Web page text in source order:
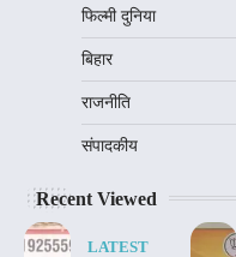
फिल्मी दुनिया
बिहार
राजनीति
संपादकीय
Recent Viewed
LATEST